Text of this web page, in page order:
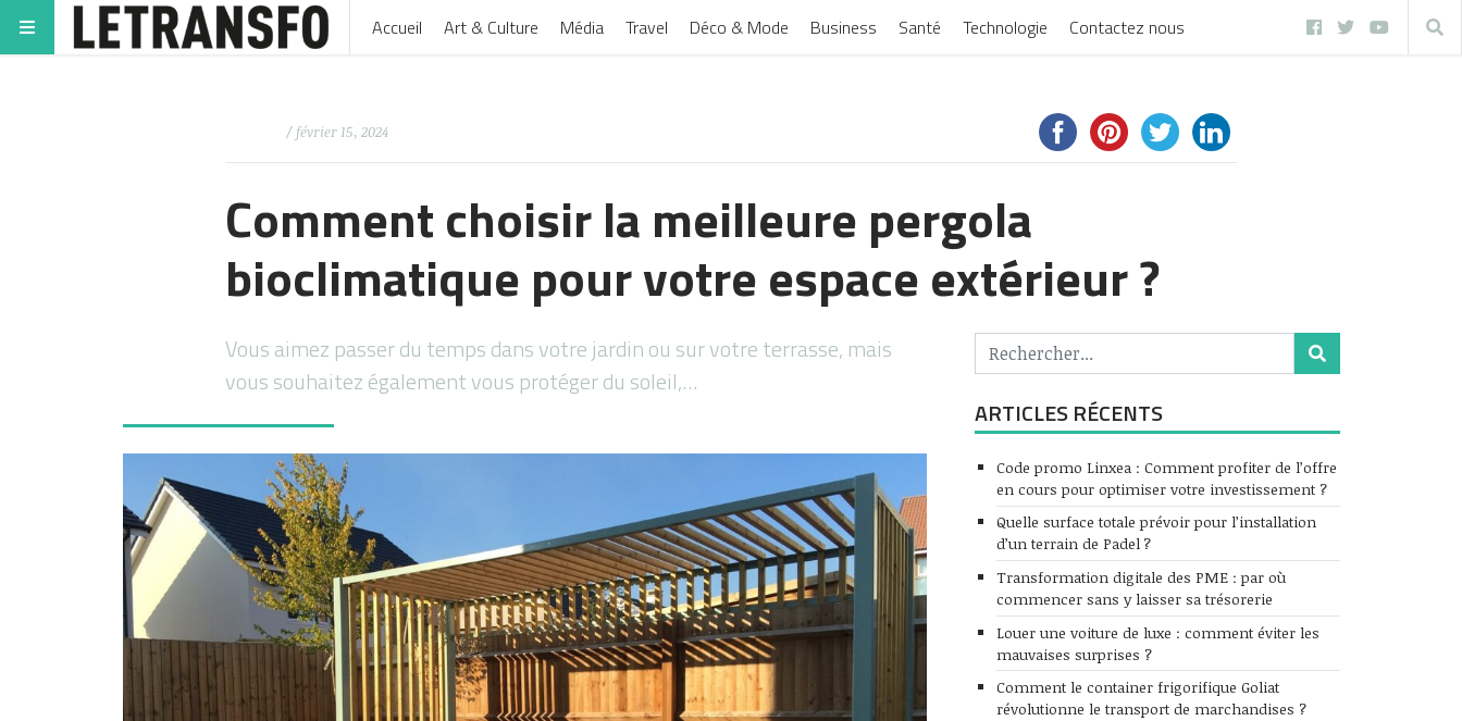
Accueil Art & Culture Média Travel Déco & Mode Business Santé Technologie Contactez nous
/ février 15, 2024
Comment choisir la meilleure pergola
bioclimatique pour votre espace extérieur ?
Vous aimez passer du temps dans votre jardin ou sur votre terrasse, mais
vous souhaitez également vous protéger du soleil,…
ARTICLES RÉCENTS
Code promo Linxea : Comment profiter de l’offre
en cours pour optimiser votre investissement ?
Quelle surface totale prévoir pour l’installation
d’un terrain de Padel ?
Transformation digitale des PME : par où
commencer sans y laisser sa trésorerie
Louer une voiture de luxe : comment éviter les
mauvaises surprises ?
Comment le container frigorifique Goliat
révolutionne le transport de marchandises ?